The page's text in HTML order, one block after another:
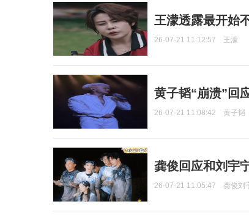
王濛透露最开始
26-07-21 11:12:57 王濛
黄子韬“崩溃”回
26-07-21 11:08:42 黄子韬
龚俊回应和刘宇
26-07-21 11:05:47 龚俊刘